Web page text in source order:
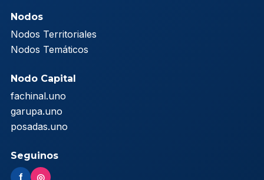
Nodos
Nodos Territoriales
Nodos Temáticos
Nodo Capital
fachinal.uno
garupa.uno
posadas.uno
Seguinos
f ◎